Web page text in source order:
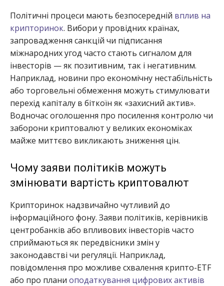
Політичні процеси мають безпосередній вплив на
крипторинок. Вибори у провідних країнах,
запровадження санкцій чи підписання
міжнародних угод часто стають сигналом для
інвесторів — як позитивним, так і негативним.
Наприклад, новини про економічну нестабільність
або торговельні обмеження можуть стимулювати
перехід капіталу в біткоїн як «захисний актив».
Водночас оголошення про посилення контролю чи
заборони криптовалют у великих економіках
майже миттєво викликають зниження цін.
Чому заяви політиків можуть
змінювати вартість криптовалют
Крипторинок надзвичайно чутливий до
інформаційного фону. Заяви політиків, керівників
центробанків або впливових інвесторів часто
сприймаються як передвісники змін у
законодавстві чи регуляції. Наприклад,
повідомлення про можливе схвалення крипто-ETF
або про плани оподаткування цифрових активів